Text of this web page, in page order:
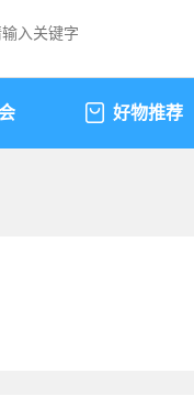
好物推荐